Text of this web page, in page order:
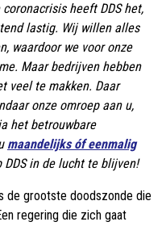
heeft DDS het,
lastig. Wij willen alles
waardoor we voor onze
Maar bedrijven hebben
veel te makken. Daar
onze omroep aan u,
het betrouwbare
maandelijks óf eenmalig
in de lucht te blijven!
de grootste doodszonde die
regering die zich gaat